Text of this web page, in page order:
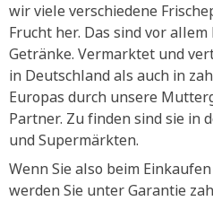
wir viele verschiedene
Frucht her. Das sind vor
Getränke. Vermarktet und
in Deutschland als auch in
Europas durch unsere
Partner. Zu finden sind sie in
und Supermärkten.
Wenn Sie also beim
werden Sie unter Garantie